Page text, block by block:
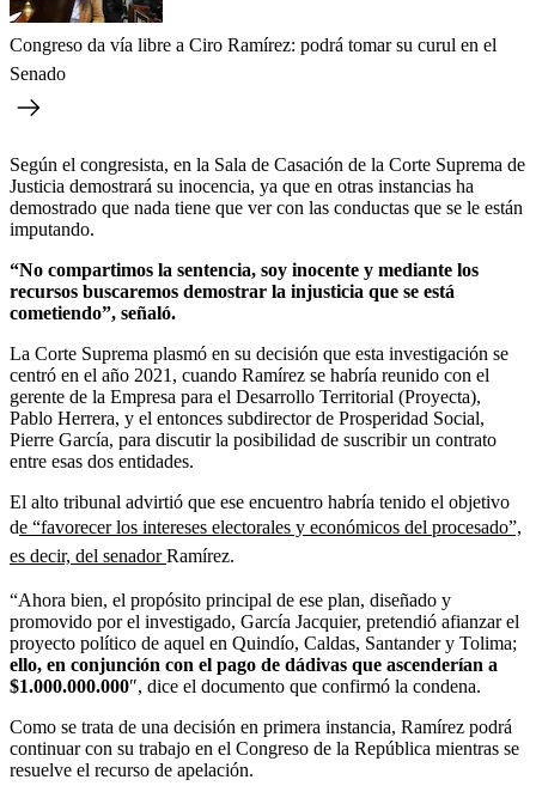
Congreso da vía libre a Ciro Ramírez: podrá tomar su curul en el
Senado
Según el congresista, en la Sala de Casación de la Corte Suprema de
Justicia demostrará su inocencia, ya que en otras instancias ha
demostrado que nada tiene que ver con las conductas que se le están
imputando.
“No compartimos la sentencia, soy inocente y mediante los
recursos buscaremos demostrar la injusticia que se está
cometiendo”, señaló.
La Corte Suprema plasmó en su decisión que esta investigación se
centró en el año 2021, cuando Ramírez se habría reunido con el
gerente de la Empresa para el Desarrollo Territorial (Proyecta),
Pablo Herrera, y el entonces subdirector de Prosperidad Social,
Pierre García, para discutir la posibilidad de suscribir un contrato
entre esas dos entidades.
El alto tribunal advirtió que ese encuentro habría tenido el objetivo
de “favorecer los intereses electorales y económicos del procesado”,
es decir, del senadorRamírez.
“Ahora bien, el propósito principal de ese plan, diseñado y
promovido por el investigado, García Jacquier, pretendió afianzar el
proyecto político de aquel en Quindío, Caldas, Santander y Tolima;
ello, en conjunción con el pago de dádivas que ascenderían a
$1.000.000.000″, dice el documento que confirmó la condena.
Como se trata de una decisión en primera instancia, Ramírez podrá
continuar con su trabajo en el Congreso de la República mientras se
resuelve el recurso de apelación.